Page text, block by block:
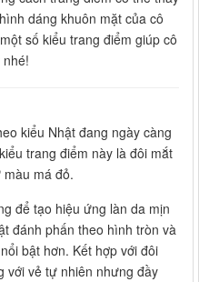
dáng khuôn mặt của cô
số kiểu trang điểm giúp cô
kiểu Nhật đang ngày càng
trang điểm này là đôi mắt
má đỏ.
để tạo hiệu ứng làn da mịn
đánh phấn theo hình tròn và
bật hơn. Kết hợp với đôi
với vẻ tự nhiên nhưng đầy